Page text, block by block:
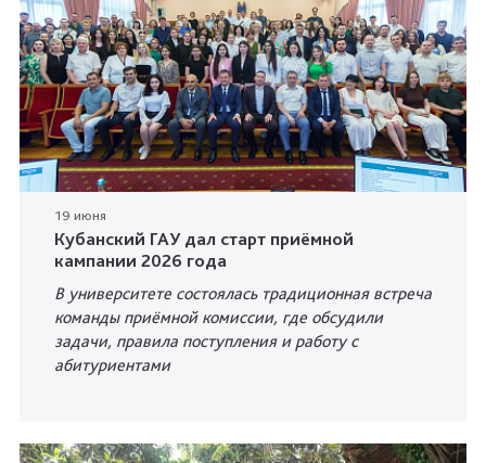
19 июня
Кубанский ГАУ дал старт приёмной
кампании 2026 года
В университете состоялась традиционная встреча
команды приёмной комиссии, где обсудили
задачи, правила поступления и работу с
абитуриентами